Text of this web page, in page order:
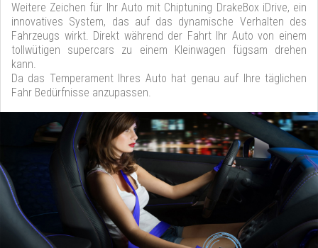
Weitere Zeichen für Ihr Auto mit Chiptuning DrakeBox iDrive, ein
innovatives System, das auf das dynamische Verhalten des
Fahrzeugs wirkt. Direkt während der Fahrt Ihr Auto von einem
tollwütigen supercars zu einem Kleinwagen fügsam drehen
kann.
Da das Temperament Ihres Auto hat genau auf Ihre täglichen
Fahr Bedürfnisse anzupassen.